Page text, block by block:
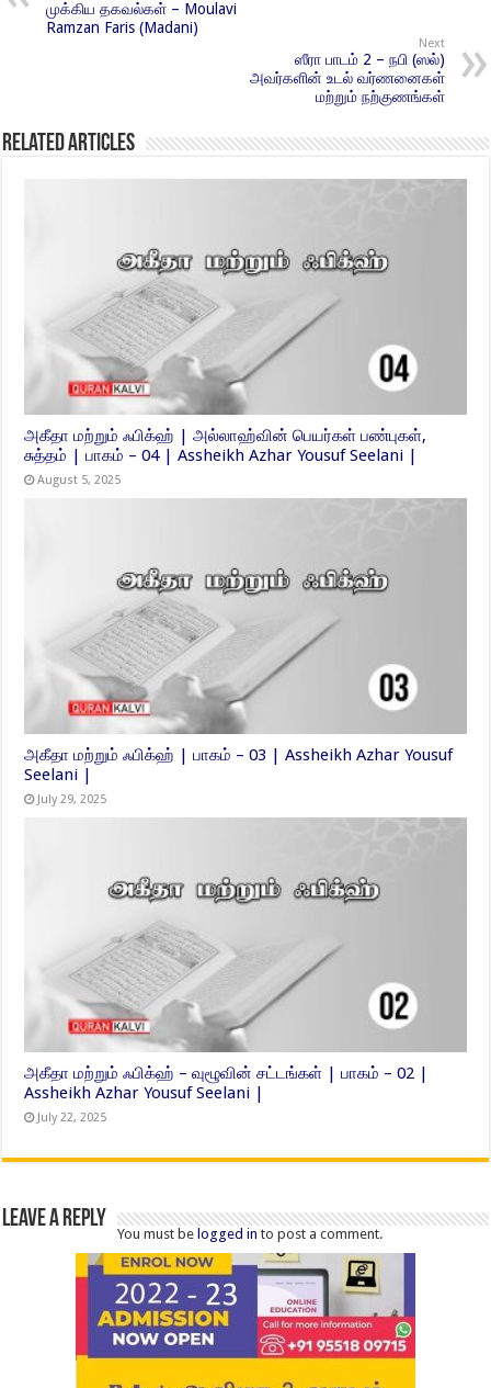
முக்கிய தகவல்கள் – Moulavi
Ramzan Faris (Madani)
Next
ஸீரா பாடம் 2 – நபி (ஸல்)
அவர்களின் உடல் வர்ணனைகள்
மற்றும் நற்குணங்கள்
Related Articles
அகீதா மற்றும் ஃபிக்ஹ் | அல்லாஹ்வின் பெயர்கள் பண்புகள்,
சுத்தம் | பாகம் – 04 | Assheikh Azhar Yousuf Seelani |
August 5, 2025
அகீதா மற்றும் ஃபிக்ஹ் | பாகம் – 03 | Assheikh Azhar Yousuf
Seelani |
July 29, 2025
அகீதா மற்றும் ஃபிக்ஹ் – வுழூவின் சட்டங்கள் | பாகம் – 02 |
Assheikh Azhar Yousuf Seelani |
July 22, 2025
Leave a Reply
You must be logged in to post a comment.